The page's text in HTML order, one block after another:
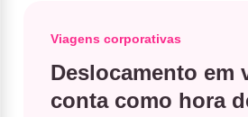
Viagens corporativas
Deslocamento em
conta como hora